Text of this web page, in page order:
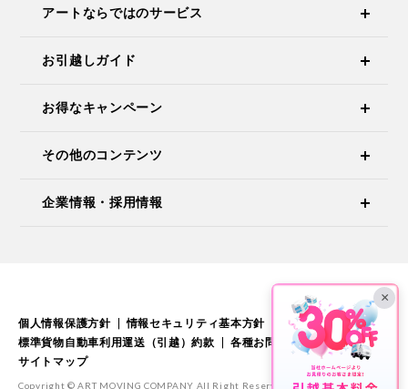
×
アートならではのサービス
お引越しガイド
お得なキャンペーン
その他のコンテンツ
企業情報・採用情報
個人情報保護方針 情報セキュリティ基本方針
標準引越運送約款
標準貨物自動車利用運送（引越）約款
各種お問い合わせ
サイトマップ
Copyright © ART MOVING COMPANY All Right Reserved.